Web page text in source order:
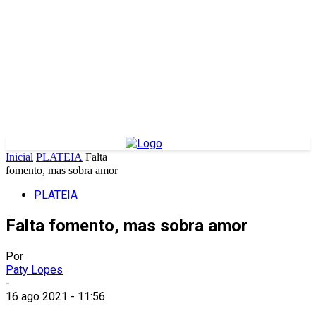
Inicial PLATEIA Falta
fomento, mas sobra amor
PLATEIA
Falta fomento, mas sobra amor
Por
Paty Lopes
-
16 ago 2021 - 11:56